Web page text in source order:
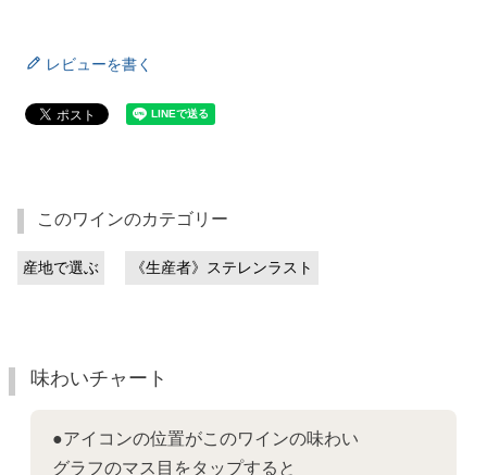
レビューを書く
このワインのカテゴリー
産地で選ぶ 《生産者》ステレンラスト
味わいチャート
●アイコンの位置がこのワインの味わい
グラフのマス目をタップすると